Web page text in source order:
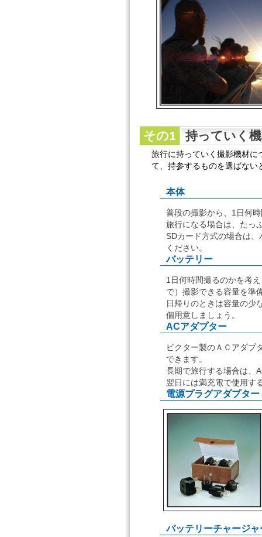
その1 持っていく
旅行に持っていく撮影機材に
て、持参するものを選ばない
本体
普段の撮影から、1日何
旅行になる場合は、たっ
SDカード方式の場合は
ください。
バッテリー
1日何時間撮るのかを考
で）撮影できる容量を準
日帰りのときは容量の少
個用意しましょう。
ACアダプター
ビクター製のＡＣアダプ
できます。
長期で旅行する場合は、
翌日には満充電で使用す
電源プラグアダプター
バッテリーチャージャ